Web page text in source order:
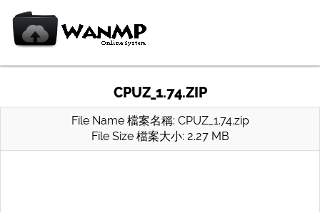
CPUZ_1.74.ZIP
File Name 檔案名稱: CPUZ_1.74.zip
File Size 檔案大小: 2.27 MB